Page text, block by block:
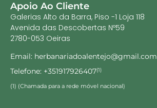
Apoio Ao Cliente
Galerias Alto da Barra, Piso -1 Loja 118
Avenida das Descobertas Nº59
2780-053 Oeiras
Email: herbanariadoalentejo@gmail.com
Telefone: +351917926407(1)
(1) (Chamada para a rede móvel nacional)